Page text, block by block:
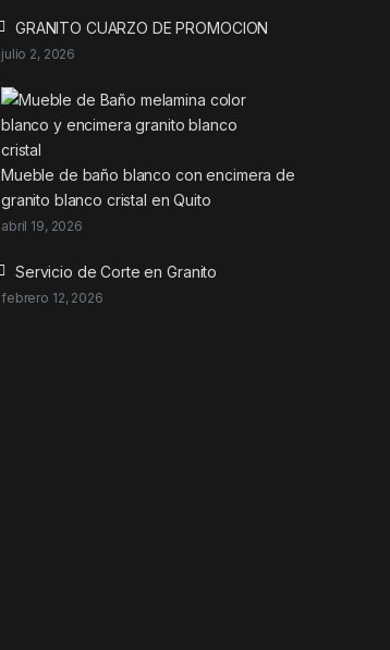
GRANITO CUARZO DE PROMOCION
julio 2, 2026
Mueble de baño blanco con encimera de
granito blanco cristal en Quito
abril 19, 2026
Servicio de Corte en Granito
febrero 12, 2026